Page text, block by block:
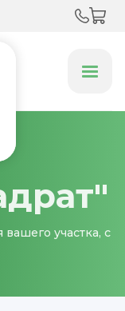
участка, с